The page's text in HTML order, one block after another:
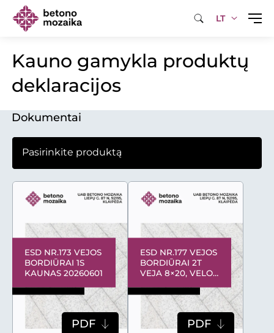
LT
Kauno gamykla produktų
deklaracijos
Dokumentai
ESD NR.173 VEJOS
BORDIŪRAI 1S
KAUNAS 20260601
PDF
ESD NR.177 VEJOS
BORDIŪRAI 2T
VEJA 8×20, VELO
PDF